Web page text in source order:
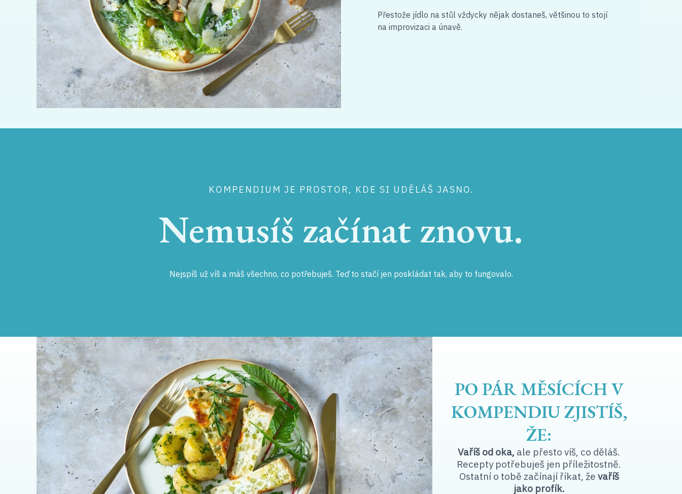
Přestože jídlo na stůl vždycky nějak dostaneš, většinou to stojí
na improvizaci a únavě.
KOMPENDIUM JE PROSTOR, KDE SI UDĚLÁŠ JASNO.
Nemusíš začínat znovu.
Nejspíš už víš a máš všechno, co potřebuješ. Teď to stačí jen poskládat tak, aby to fungovalo.
PO PÁR MĚSÍCÍCH V
KOMPENDIU ZJISTÍŠ,
ŽE:
Vaříš od oka, ale přesto víš, co děláš.
Recepty potřebuješ jen příležitostně.
Ostatní o tobě začínají říkat, že vaříš
jako profík.